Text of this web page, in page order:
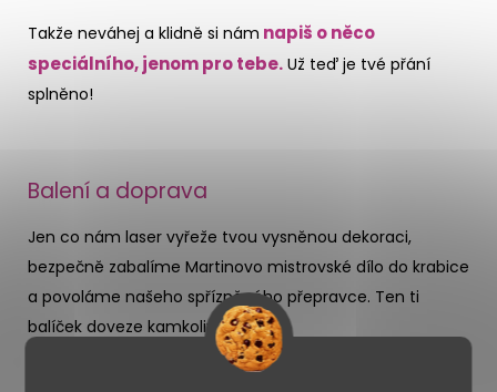
Takže neváhej a klidně si nám napiš o něco
speciálního, jenom pro tebe. Už teď je tvé přání
splněno!
Balení a doprava
Jen co nám laser vyřeže tvou vysněnou dekoraci,
bezpečně zabalíme Martinovo mistrovské dílo do krabice
a povoláme našeho spřízněného přepravce. Ten ti
balíček doveze kamkoliv si řekneš!